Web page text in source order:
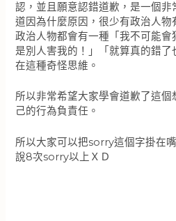
認，並且願意認錯道歉，是一個
道因為什麼原因，很少有政治人
政治人物都會有一種「我不可能
是別人害我的！」「就算真的錯了
在這種奇怪思維。
所以非常希望大家學會道歉了這個
己的行為負責任。
所以大家可以把sorry這個字掛在
說8次sorry以上ＸＤ